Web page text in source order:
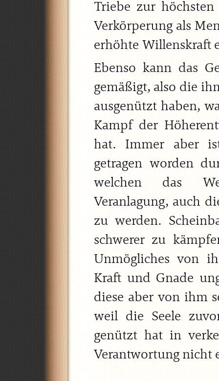
Triebe zur
Verkörperung als
erhöhte Willenskraft
Ebenso kann das
gemäßigt, also die
ausgenützt haben,
Kampf der
hat. Immer aber
getragen worden
welchen das
Veranlagung, auch
zu werden.
schwerer zu
Unmögliches von
Kraft und Gnade
diese aber von ihm
weil die Seele
genützt hat in
Verantwortung nicht